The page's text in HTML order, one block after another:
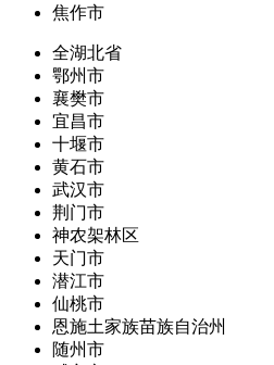
焦作市
全湖北省
鄂州市
襄樊市
宜昌市
十堰市
黄石市
武汉市
荆门市
神农架林区
天门市
潜江市
仙桃市
恩施土家族苗族自治州
随州市